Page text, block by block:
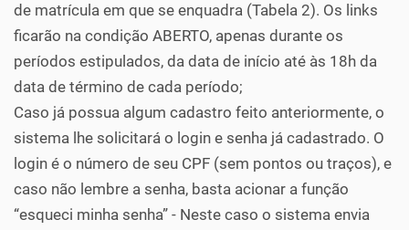
de matrícula em que se enquadra (Tabela 2). Os links
ficarão na condição ABERTO, apenas durante os
períodos estipulados, da data de início até às 18h da
data de término de cada período;
Caso já possua algum cadastro feito anteriormente, o
sistema lhe solicitará o login e senha já cadastrado. O
login é o número de seu CPF (sem pontos ou traços), e
caso não lembre a senha, basta acionar a função
“esqueci minha senha” - Neste caso o sistema envia